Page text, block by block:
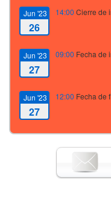
Jun '23
26
14:00 Cierre de
Jun '23
27
09:00 Fecha de
Jun '23
27
12:00 Fecha de